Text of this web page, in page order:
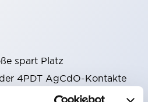
spart Platz
4PDT AgCdO-Kontakte